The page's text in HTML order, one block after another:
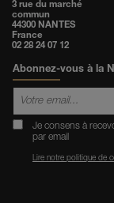
3 rue du marché
commun
44300 NANTES
France
02 28 24 07 12
Abonnez-vous à la
Je consens à
par email
Lire notre politique de